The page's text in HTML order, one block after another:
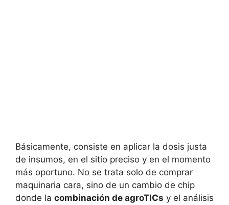
Básicamente, consiste en aplicar la dosis justa
de insumos, en el sitio preciso y en el momento
más oportuno. No se trata solo de comprar
maquinaria cara, sino de un cambio de chip
donde la combinación de agroTICs y el análisis